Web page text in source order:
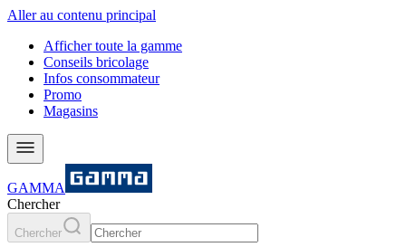
Aller au contenu principal
Afficher toute la gamme
Conseils bricolage
Infos consommateur
Promo
Magasins
GAMMA
Chercher
Chercher